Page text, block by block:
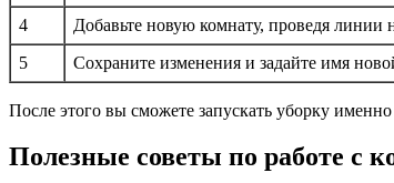
4
Добавьте новую комнату, проведя
5
Сохраните изменения и задайте имя
После этого вы сможете запускать уборку
Полезные советы по работе с